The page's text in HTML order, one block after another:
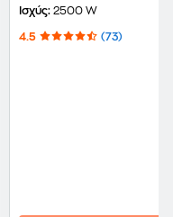
Ισχύς: 2500 W
4.5 (73)